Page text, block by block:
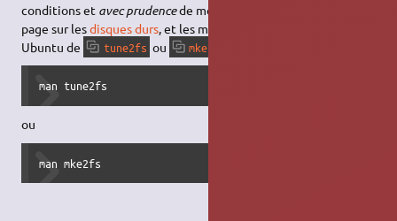
conditions et avec prudencede modifier ce pourcentage. Voir la
page sur lesdisques durs , et les manuels disponibles sur
Ubuntu de
tune2fs ou mke2fs
man tune2fs
ou
man mke2fs